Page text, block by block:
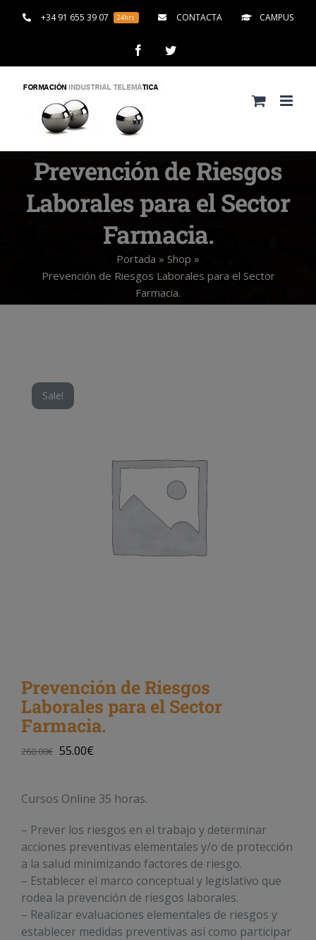
+34 91 655 39 07 24hrs CONTACTA CAMPUS
FacebookTwitter
Prevención de Riesgos
Laborales para el Sector
Farmacia.
Portada » Shop »
Prevención de Riesgos Laborales para el Sector
Farmacia.
Sale!
Prevención de Riesgos
Laborales para el Sector
Farmacia.
260.00€ 55.00€
Cursos Online 35 horas.
– Prever los riesgos en el trabajo y determinar
acciones preventivas elementales y/o de protección
a la salud minimizando factores de riesgo.
– Establecer el marco conceptual y legislativo que
rodea la prevención de riesgos laborales.
– Realizar evaluaciones elementales de riesgos y
establecer medidas preventivas así como participar